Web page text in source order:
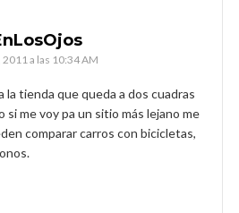
a las 10:34 AM
la tienda que queda a dos cuadras
si me voy pa un sitio más lejano me
comparar carros con bicicletas,